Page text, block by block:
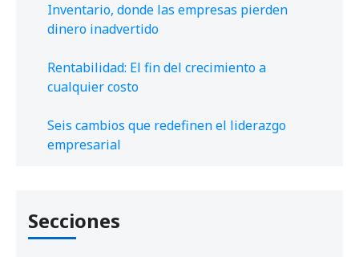
Inventario, donde las empresas pierden
dinero inadvertido
Rentabilidad: El fin del crecimiento a
cualquier costo
Seis cambios que redefinen el liderazgo
empresarial
Secciones